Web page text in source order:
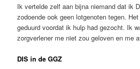
Ik vertelde zelf aan bijna niemand dat ik
zodoende ook geen lotgenoten tegen.
geduurd voordat ik hulp had gezocht. Ik
zorgverlener me niet zou geloven en me
DIS in de GGZ